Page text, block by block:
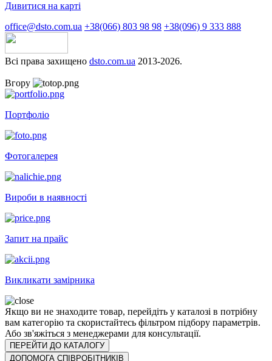
Дивитися на карті
office@dsto.com.ua +38(066) 803 98 98 +38(096) 9 333 888
Всі права захищено dsto.com.ua 2013-2026.
Вгору
Портфоліо
Фотогалерея
Вироби в наявності
Запит на прайс
Викликати замірника
Якщо ви не знаходите товар, перейдіть у каталозі в потрібну
вам категорію та скористайтесь фільтром підбору параметрів.
Або зв'яжіться з менеджерами для консультації.
ПЕРЕЙТИ ДО КАТАЛОГУ
ДОПОМОГА СПІВРОБІТНИКІВ